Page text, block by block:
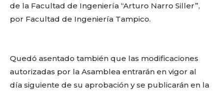
de la Facultad de Ingeniería “Arturo Narro Siller”,
por Facultad de Ingeniería Tampico.
Quedó asentado también que las modificaciones
autorizadas por la Asamblea entrarán en vigor al
día siguiente de su aprobación y se publicarán en la